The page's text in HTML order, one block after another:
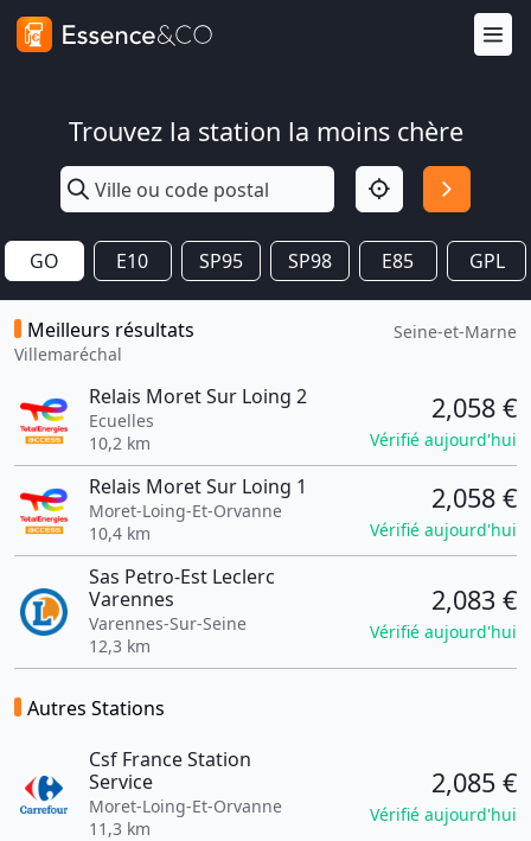
Trouvez la station la moins chère
GO E10 SP95 SP98 E85 GPL
Meilleurs résultats
Villemaréchal
Seine-et-Marne
Relais Moret Sur Loing 2
Ecuelles
10,2 km
2,058 €
Vérifié aujourd'hui
Relais Moret Sur Loing 1
Moret-Loing-Et-Orvanne
10,4 km
2,058 €
Vérifié aujourd'hui
Sas Petro-Est Leclerc
Varennes
Varennes-Sur-Seine
12,3 km
2,083 €
Vérifié aujourd'hui
Autres Stations
Csf France Station
Service
Moret-Loing-Et-Orvanne
11,3 km
2,085 €
Vérifié aujourd'hui